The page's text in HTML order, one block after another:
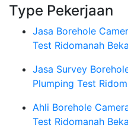
Type Pekerjaan
Jasa Borehole
Test Ridomanah
Jasa Survey
Plumping Test
Ahli Borehole
Test Ridomanah